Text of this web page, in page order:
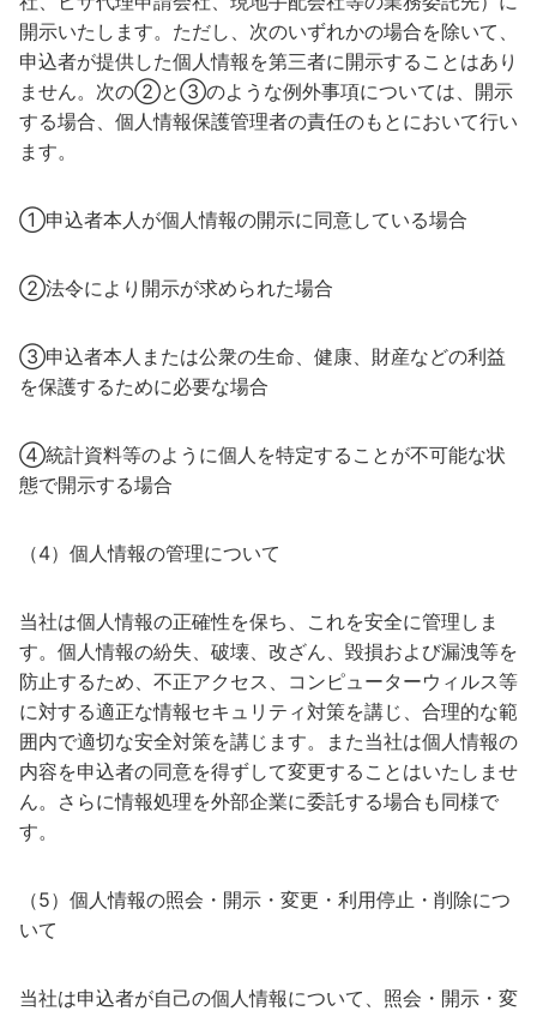
開示いたします。ただし、次のいずれかの場合を除いて、
申込者が提供した個人情報を第三者に開示することはあり
ません。次の②と③のような例外事項については、開示
する場合、個人情報保護管理者の責任のもとにおいて行い
ます。
①申込者本人が個人情報の開示に同意している場合
②法令により開示が求められた場合
③申込者本人または公衆の生命、健康、財産などの利益
を保護するために必要な場合
④統計資料等のように個人を特定することが不可能な状
態で開示する場合
（4）個人情報の管理について
当社は個人情報の正確性を保ち、これを安全に管理しま
す。個人情報の紛失、破壊、改ざん、毀損および漏洩等を
防止するため、不正アクセス、コンピューターウィルス等
に対する適正な情報セキュリティ対策を講じ、合理的な範
囲内で適切な安全対策を講じます。また当社は個人情報の
内容を申込者の同意を得ずして変更することはいたしませ
ん。さらに情報処理を外部企業に委託する場合も同様で
す。
（5）個人情報の照会・開示・変更・利用停止・削除につ
いて
当社は申込者が自己の個人情報について、照会・開示・変